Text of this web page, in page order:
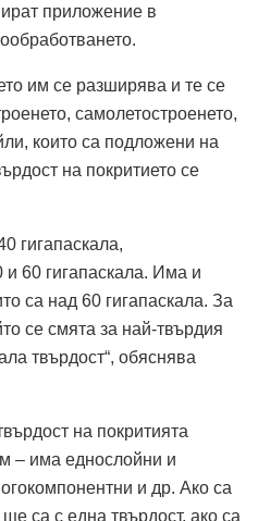
приложение в
им се разширява и те се
самолетостроенето,
които са подложени на
на покритието се
гигапаскала,
60 гигапаскала. Има и
са над 60 гигапаскала. За
се смята за най-твърдия
твърдост“, обяснява
на покритията
– има еднослойни и
и др. Ако са
са с една твърдост, ако са